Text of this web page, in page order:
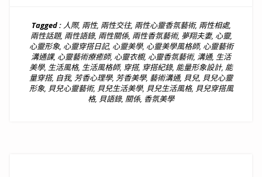
Tagged : 人際, 兩性, 兩性交往, 兩性心靈香氛藝術, 兩性相處,
兩性話題, 兩性語錄, 兩性關係, 兩性香氛藝術, 夢翔夫妻, 心靈,
心靈形象, 心靈穿搭日記, 心靈美學, 心靈美學風格師, 心靈藝術
溝通課, 心靈藝術療癒師, 心靈衣櫥, 心靈香氛藝術, 溝通, 生活
美學, 生活風格, 生活風格師, 穿搭, 穿搭紀錄, 能量形象設計, 能
量穿搭, 自我, 芳香心理學, 芳香美學, 藝術溝通, 貝兒, 貝兒心靈
形象, 貝兒心靈藝術, 貝兒生活美學, 貝兒生活風格, 貝兒穿搭風
格, 貝語錄, 關係, 香氛美學